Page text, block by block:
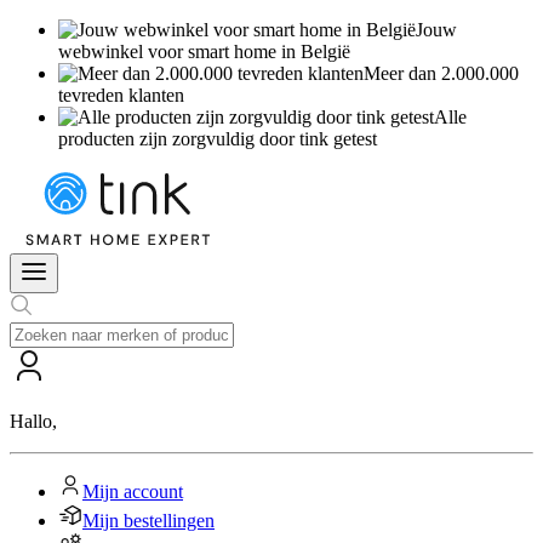
Jouw
webwinkel voor smart home in België
Meer dan 2.000.000
tevreden klanten
Alle
producten zijn zorgvuldig door tink getest
Hallo,
Mijn account
Mijn bestellingen